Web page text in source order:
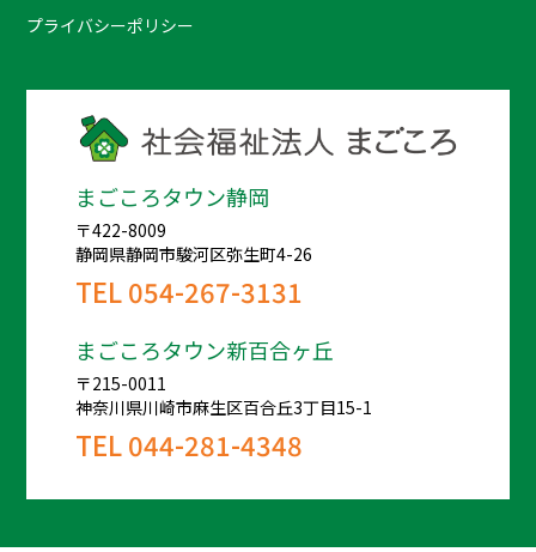
プライバシーポリシー
まごころタウン静岡
〒422-8009
静岡県静岡市駿河区弥生町4-26
TEL054-267-3131
まごころタウン新百合ヶ丘
〒215-0011
神奈川県川崎市麻生区百合丘3丁目15-1
TEL044-281-4348